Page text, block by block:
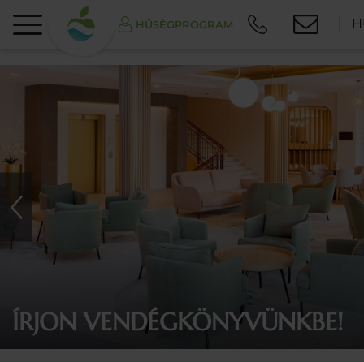
HŰSÉGPROGRAM
ÍRJON VENDÉGKÖNYVÜNKBE!